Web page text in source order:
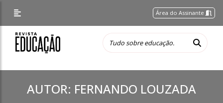
Área do Assinante
AUTOR: FERNANDO LOUZADA